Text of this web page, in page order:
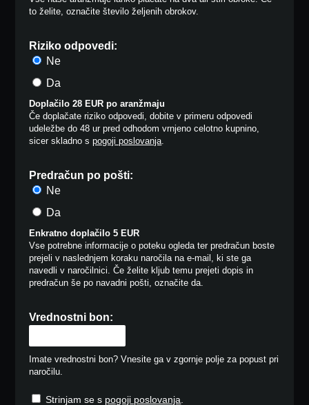
to želite, označite število željenih obrokov.
Riziko odpovedi:
Ne
Da
Doplačilo 28 EUR po aranžmaju
Če doplačate riziko odpovedi, dobite v primeru odpovedi
udeležbe do 48 ur pred odhodom vrnjeno celotno kupnino,
sicer skladno spogoji poslovanja.
Predračun po pošti:
Ne
Da
Enkratno doplačilo 5 EUR
Vse potrebne informacije o poteku ogleda ter predračun boste
prejeli v naslednjem koraku naročila na e-mail, ki ste ga
navedli v naročilnici. Če želite kljub temu prejeti dopis in
predračun še po navadni pošti, označite da.
Vrednostni bon:
Imate vrednostni bon? Vnesite ga v zgornje polje za popust pri
naročilu.
Strinjam se s pogoji poslovanja.